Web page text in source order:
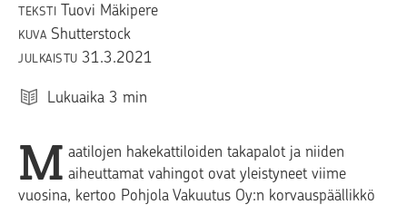
TEKSTI Tuovi Mäkipere
KUVA Shutterstock
JULKAISTU 31.3.2021
Lukuaika 3 min
M aatilojen hakekattiloiden takapalot ja niiden
aiheuttamat vahingot ovat yleistyneet viime
vuosina, kertoo Pohjola Vakuutus Oy:n korvauspäällikkö